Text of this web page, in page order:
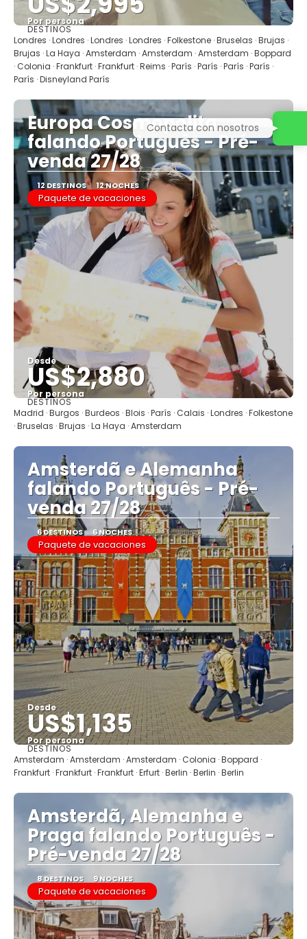
Por persona
Ver
DESTINOS
Londres · Londres · Londres · Londres · Folkestone · Bruselas · Brujas ·
Brujas · La Haya · Amsterdam · Amsterdam · Amsterdam · Boppard
· Colonia · Frankfurt · Frankfurt · Reims · París · París · París · París ·
París · Disneyland París
Europa Cosmopolita
falando Português - Pré-
venda 27/28
12 DESTINOS 12 NOCHES
Paquete de vacaciones
Desde
US$2,880
Por persona
Ver
DESTINOS
Madrid · Burgos · Burdeos · Blois · París · Calais · Londres · Folkestone
· Bruselas · Brujas · La Haya · Amsterdam
Amsterdã e Alemanha
falando Português - Pré-
venda 27/28
6 DESTINOS 6 NOCHES
Paquete de vacaciones
Desde
US$1,135
Por persona
Ver
DESTINOS
Amsterdam · Amsterdam · Amsterdam · Colonia · Boppard ·
Frankfurt · Frankfurt · Frankfurt · Erfurt · Berlin · Berlin · Berlin
Amsterdã, Alemanha e
Praga falando Português -
Pré-venda 27/28
8 DESTINOS 9 NOCHES
Paquete de vacaciones
Contacta con nosotros